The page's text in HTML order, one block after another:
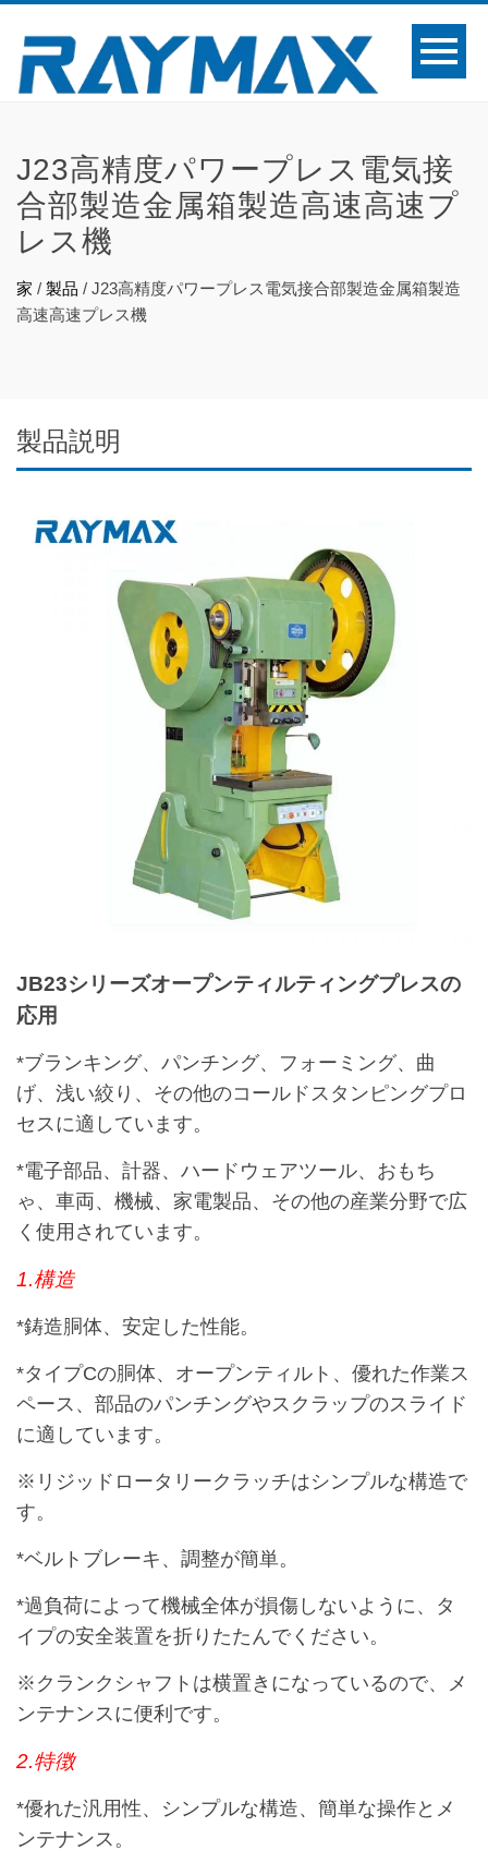
J23高精度パワープレス電気接
合部製造金属箱製造高速高速プ
レス機
家 / 製品 / J23高精度パワープレス電気接合部製造金属箱製造
高速高速プレス機
製品説明
JB23シリーズオープンティルティングプレスの
応用
*ブランキング、パンチング、フォーミング、曲
げ、浅い絞り、その他のコールドスタンピングプロ
セスに適しています。
*電子部品、計器、ハードウェアツール、おもち
ゃ、車両、機械、家電製品、その他の産業分野で広
く使用されています。
1.構造
*鋳造胴体、安定した性能。
*タイプCの胴体、オープンティルト、優れた作業ス
ペース、部品のパンチングやスクラップのスライド
に適しています。
※リジッドロータリークラッチはシンプルな構造で
す。
*ベルトブレーキ、調整が簡単。
*過負荷によって機械全体が損傷しないように、タ
イプの安全装置を折りたたんでください。
※クランクシャフトは横置きになっているので、メ
ンテナンスに便利です。
2.特徴
*優れた汎用性、シンプルな構造、簡単な操作とメ
ンテナンス。